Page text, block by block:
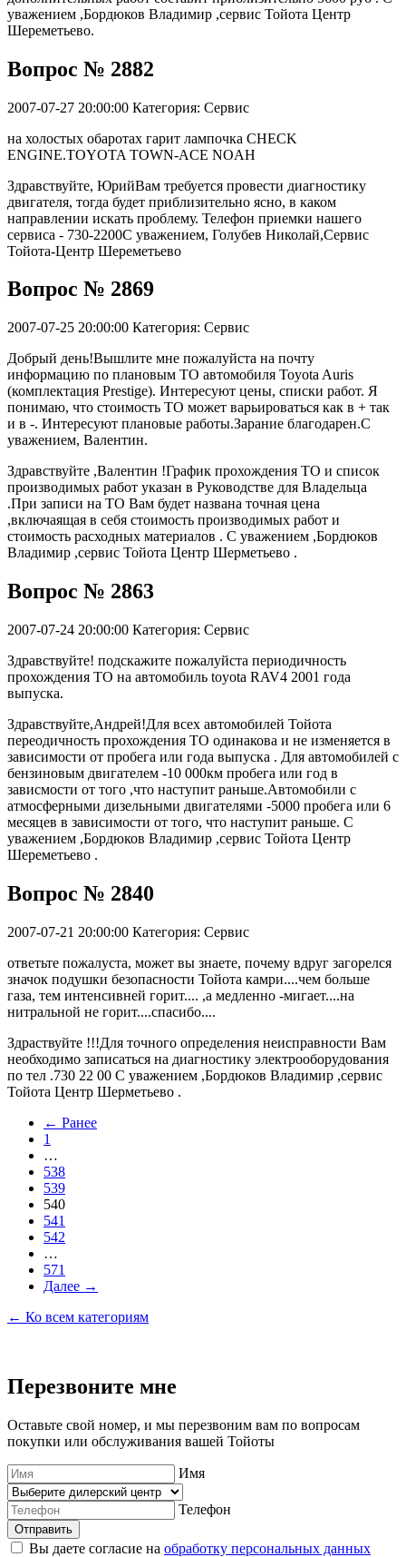
уважением ,Бордюков Владимир ,сервис Тойота Центр
Шереметьево.
Вопрос № 2882
2007-07-27 20:00:00 Категория: Сервис
на холостых обаротах гарит лампочка CHECK
ENGINE.TOYOTA TOWN-ACE NOAH
Здравствуйте, ЮрийВам требуется провести диагностику
двигателя, тогда будет приблизительно ясно, в каком
направлении искать проблему. Телефон приемки нашего
сервиса - 730-2200С уважением, Голубев Николай,Сервис
Тойота-Центр Шереметьево
Вопрос № 2869
2007-07-25 20:00:00 Категория: Сервис
Добрый день!Вышлите мне пожалуйста на почту
информацию по плановым ТО автомобиля Toyota Auris
(комплектация Prestige). Интересуют цены, списки работ. Я
понимаю, что стоимость ТО может варьироваться как в + так
и в -. Интересуют плановые работы.Зарание благодарен.С
уважением, Валентин.
Здравствуйте ,Валентин !График прохождения ТО и список
производимых работ указан в Руководстве для Владельца
.При записи на ТО Вам будет названа точная цена
,включаящая в себя стоимость производимых работ и
стоимость расходных материалов . С уважением ,Бордюков
Владимир ,сервис Тойота Центр Шерметьево .
Вопрос № 2863
2007-07-24 20:00:00 Категория: Сервис
Здравствуйте! подскажите пожалуйста периодичность
прохождения ТО на автомобиль toyota RAV4 2001 года
выпуска.
Здравствуйте,Андрей!Для всех автомобилей Тойота
переодичность прохождения ТО одинакова и не изменяется в
зависимости от пробега или года выпуска . Для автомобилей с
бензиновым двигателем -10 000км пробега или год в
зависмости от того ,что наступит раньше.Автомобили с
атмосферными дизельными двигателями -5000 пробега или 6
месяцев в зависимости от того, что наступит раньше. С
уважением ,Бордюков Владимир ,сервис Тойота Центр
Шереметьево .
Вопрос № 2840
2007-07-21 20:00:00 Категория: Сервис
ответьте пожалуста, может вы знаете, почему вдруг загорелся
значок подушки безопасности Тойота камри....чем больше
газа, тем интенсивней горит.... ,а медленно -мигает....на
нитральной не горит....спасибо....
Здраствуйте !!!Для точного определения неисправности Вам
необходимо записаться на диагностику электрооборудования
по тел .730 22 00 С уважением ,Бордюков Владимир ,сервис
Тойота Центр Шерметьево .
← Ранее
1
…
538
539
540
541
542
…
571
Далее →
← Ко всем категориям
Перезвоните мне
Оставьте свой номер, и мы перезвоним вам по вопросам
покупки или обслуживания вашей Тойоты
Имя
Телефон
Отправить
Вы даете согласие на обработку персональных данных